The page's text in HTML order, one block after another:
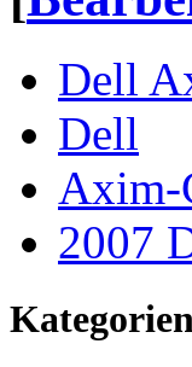
Dell
Dell
Axim-
2007
Kategorien